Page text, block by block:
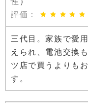
評価：
三代目。家族で愛
えられ、電池交換
ツ店で買うよりも
す。